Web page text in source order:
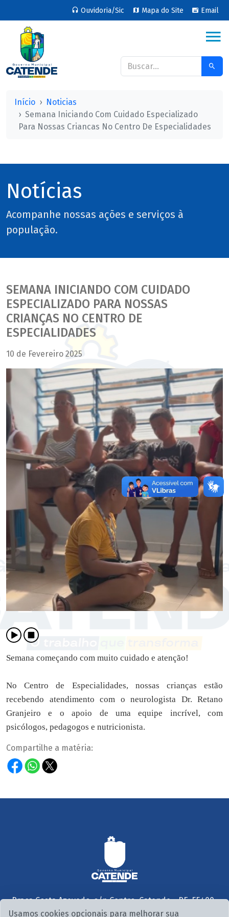
Ouvidoria/Sic Mapa do Site Email
Início
Noticias
Semana Iniciando Com Cuidado Especializado
Para Nossas Criancas No Centro De Especialidades
Notícias
Acompanhe nossas ações e serviços à
população.
SEMANA INICIANDO COM CUIDADO
ESPECIALIZADO PARA NOSSAS
CRIANÇAS NO CENTRO DE
ESPECIALIDADES
10 de Fevereiro 2025
Semana começando com muito cuidado e atenção!
No Centro de Especialidades, nossas crianças estão
recebendo atendimento com o neurologista Dr. Retano
Granjeiro e o apoio de uma equipe incrível, com
psicólogos, pedagogos e nutricionista.
Compartilhe a matéria:
Praça Costa Azevedo, s/n Centro, Catende - PE, 55400-
000
Usamos cookies opcionais para melhorar sua